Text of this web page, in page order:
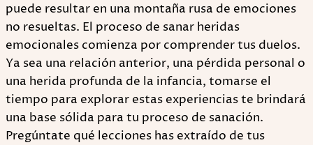
puede resultar en una montaña rusa de emociones
no resueltas. El proceso de sanar heridas
emocionales comienza por comprender tus duelos.
Ya sea una relación anterior, una pérdida personal o
una herida profunda de la infancia, tomarse el
tiempo para explorar estas experiencias te brindará
una base sólida para tu proceso de sanación.
Pregúntate qué lecciones has extraído de tus